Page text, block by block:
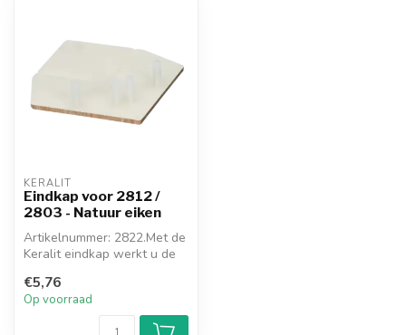
KERALIT
Eindkap voor 2812 /
2803 - Natuur eiken
Artikelnummer: 2822.Met de
Keralit eindkap werkt u de
€5,76
Op voorraad